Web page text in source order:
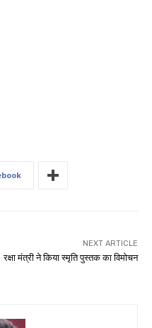
NEXT ARTICLE
रक्षा मंत्री ने किया स्मृति पुस्तक का विमोचन